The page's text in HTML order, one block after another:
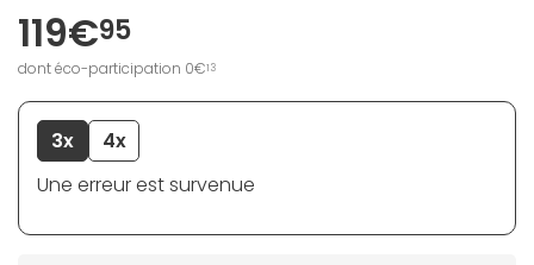
119€95
dont éco-participation 0€13
3x
4x
Une erreur est survenue